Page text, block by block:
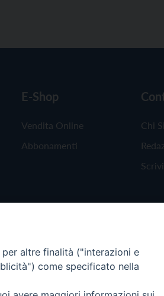
E-Shop
Vendita Online
Abbonamenti
Chi
altre finalità ("interazioni e
come specificato nella